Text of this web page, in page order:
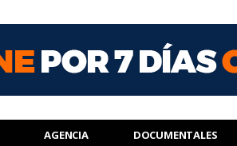
AGENCIA DOCUMENTALES